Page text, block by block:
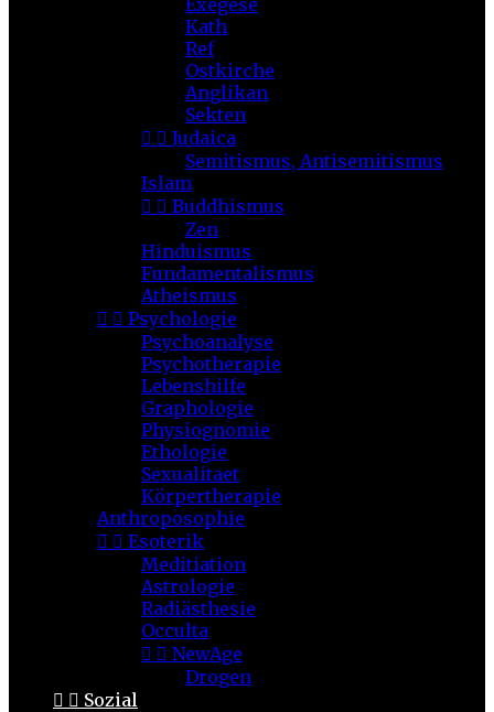
Exegese
Kath
Ref
Ostkirche
Anglikan
Sekten
  Judaica
Semitismus, Antisemitismus
Islam
  Buddhismus
Zen
Hinduismus
Fundamentalismus
Atheismus
  Psychologie
Psychoanalyse
Psychotherapie
Lebenshilfe
Graphologie
Physiognomie
Ethologie
Sexualitaet
Körpertherapie
Anthroposophie
  Esoterik
Meditiation
Astrologie
Radiästhesie
Occulta
  NewAge
Drogen
  Sozial